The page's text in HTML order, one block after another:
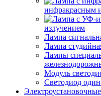
инфракрасным
излучением
Лампа
Лампа
Лампы
Модуль
Светодиод